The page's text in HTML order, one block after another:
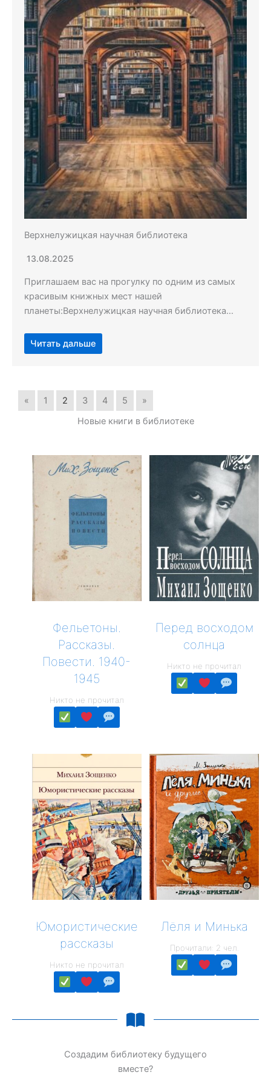
Верхнелужицкая научная библиотека
13.08.2025
Приглашаем вас на прогулку по одним из самых
красивым книжных мест нашей
планеты:Верхнелужицкая научная библиотека…
Читать дальше
« 1 2 3 4 5
»
Новые книги в библиотеке
Фельетоны.
Рассказы.
Повести. 1940-
1945
Никто не прочитал
Перед восходом
солнца
Никто не прочитал
Юмористические
рассказы
Никто не прочитал
Лёля и Минька
Прочитали: 2 чел.
Создадим библиотеку будущего
вместе?